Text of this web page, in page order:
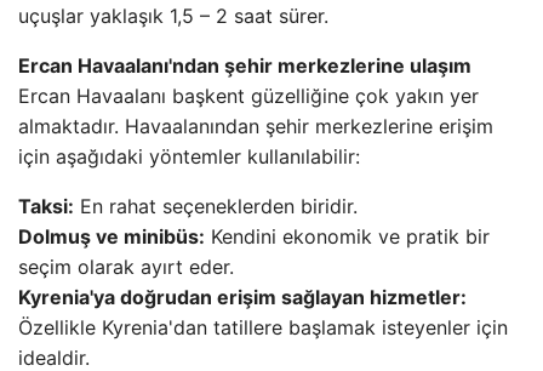
uçuşlar yaklaşık 1,5 – 2 saat sürer.
Ercan Havaalanı'ndan şehir merkezlerine ulaşım
Ercan Havaalanı başkent güzelliğine çok yakın yer
almaktadır. Havaalanından şehir merkezlerine erişim
için aşağıdaki yöntemler kullanılabilir:
Taksi: En rahat seçeneklerden biridir.
Dolmuş ve minibüs: Kendini ekonomik ve pratik bir
seçim olarak ayırt eder.
Kyrenia'ya doğrudan erişim sağlayan hizmetler:
Özellikle Kyrenia'dan tatillere başlamak isteyenler için
idealdir.